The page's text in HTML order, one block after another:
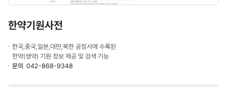
한약기원사전
한국,중국,일본,대만,북한 공정서에 수록된
한약(생약) 기원 정보 제공 및 검색 기능
문의
042-868-9348